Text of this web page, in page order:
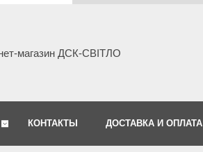
магазин ДСК-СВІТЛО
КОНТАКТЫ ДОСТАВКА И ОПЛАТА